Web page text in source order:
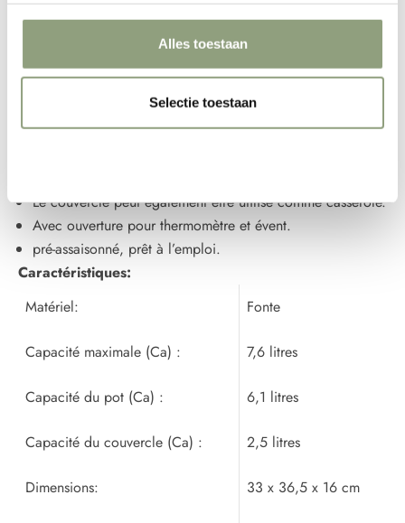
Alles toestaan
Selectie toestaan
Design unique et finition soignée.
cuisson.
Fond plat pour votre plancha, à la planoha
Bord droit et vertical sur le couvercle afin qu'aucune
Le couvercle peut également être utilisé comme casserole.
Avec ouverture pour thermomètre et évent.
pré-assaisonné, prêt à l’emploi.
Caractéristiques:
Matériel:
Fonte
Capacité maximale (Ca) : 7,6 litres
Capacité du pot (Ca) : 6,1 litres
Capacité du couvercle (Ca) : 2,5 litres
Dimensions: 33 x 36,5 x 16 cm